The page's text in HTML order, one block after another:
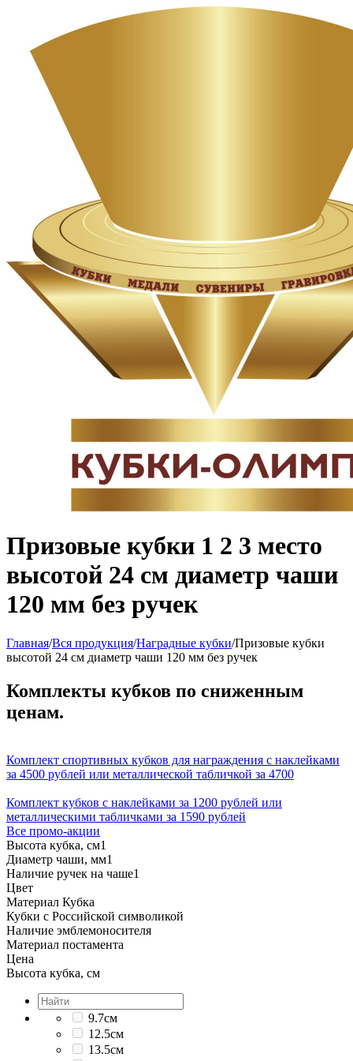
Призовые кубки 1 2 3 место
высотой 24 см диаметр чаши
120 мм без ручек
Главная/Вся продукция/Наградные кубки/Призовые кубки
высотой 24 см диаметр чаши 120 мм без ручек
Комплекты кубков по сниженным
ценам.
Комплект спортивных кубков для награждения с наклейками
за 4500 рублей или металлической табличкой за 4700
Комплект кубков с наклейками за 1200 рублей или
металлическими табличками за 1590 рублей
Все промо-акции
Высота кубка, см1
Диаметр чаши, мм1
Наличие ручек на чаше1
Цвет
Материал Кубка
Кубки с Российской символикой
Наличие эмблемоносителя
Материал постамента
Цена
Высота кубка, см
9.7см
12.5см
13.5см